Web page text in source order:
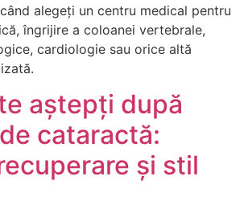
alegeți un centru medical pentru
îngrijire a coloanei vertebrale,
cardiologie sau orice altă
aștepți după
cataractă:
și stil